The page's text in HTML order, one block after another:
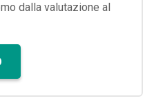
dalla valutazione al